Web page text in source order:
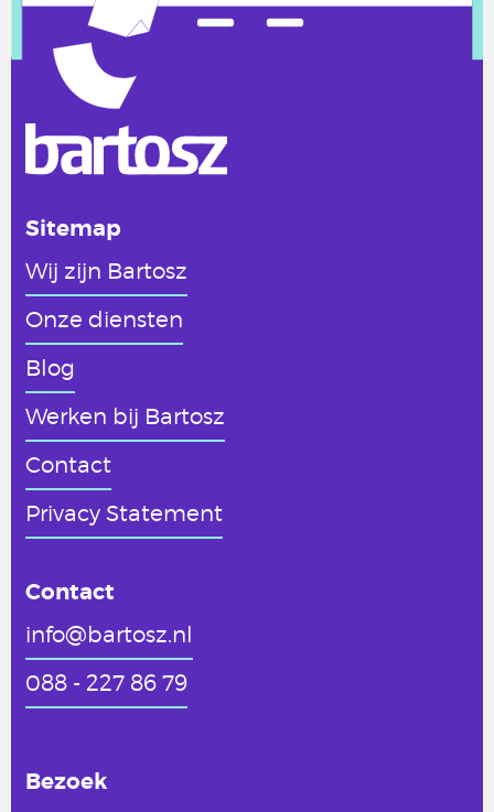
Sitemap
Wij zijn Bartosz
Onze diensten
Blog
Werken bij Bartosz
Contact
Privacy Statement
Contact
info@bartosz.nl
088 - 227 86 79
Bezoek